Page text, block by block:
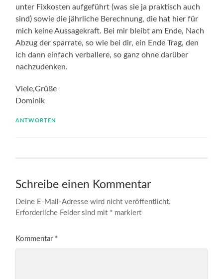
unter Fixkosten aufgeführt (was sie ja praktisch auch
sind) sowie die jährliche Berechnung, die hat hier für
mich keine Aussagekraft. Bei mir bleibt am Ende, Nach
Abzug der sparrate, so wie bei dir, ein Ende Trag, den
ich dann einfach verballere, so ganz ohne darüber
nachzudenken.
Viele,Grüße
Dominik
ANTWORTEN
Schreibe einen Kommentar
Deine E-Mail-Adresse wird nicht veröffentlicht.
Erforderliche Felder sind mit * markiert
Kommentar *